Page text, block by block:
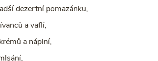
dezertní pomazánku,
a vaflí,
a náplní,